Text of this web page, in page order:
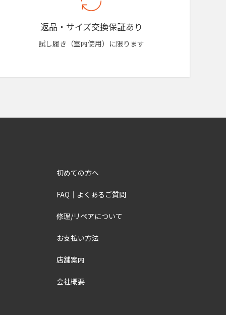
返品・サイズ交換保証あり
試し履き（室内使用）に限ります
初めての方へ
FAQ｜よくあるご質問
修理/リペアについて
お支払い方法
店舗案内
会社概要